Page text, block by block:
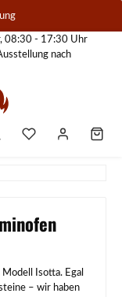
08:30 - 17:30 Uhr
nach
Isotta. Egal
– wir haben